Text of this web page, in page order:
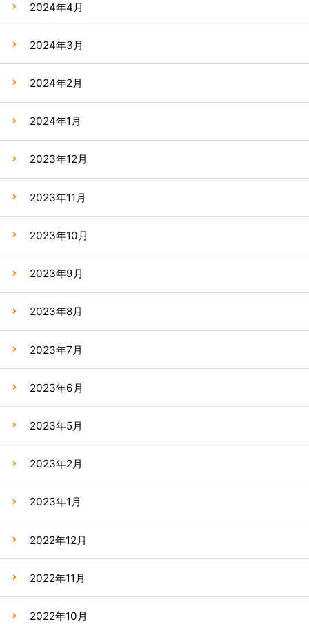
2024年4月
2024年3月
2024年2月
2024年1月
2023年12月
2023年11月
2023年10月
2023年9月
2023年8月
2023年7月
2023年6月
2023年5月
2023年2月
2023年1月
2022年12月
2022年11月
2022年10月